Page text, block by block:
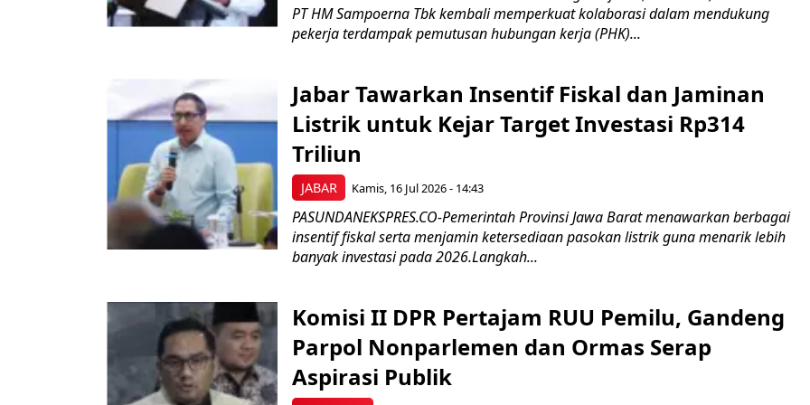
PT HM Sampoerna Tbk kembali memperkuat kolaborasi dalam mendukung
pekerja terdampak pemutusan hubungan kerja (PHK)...
JABAR
Jabar Tawarkan Insentif Fiskal dan Jaminan
Listrik untuk Kejar Target Investasi Rp314
Triliun
Kamis, 16 Jul 2026 - 14:43
PASUNDANEKSPRES.CO-Pemerintah Provinsi Jawa Barat menawarkan berbagai
insentif fiskal serta menjamin ketersediaan pasokan listrik guna menarik lebih
banyak investasi pada 2026.Langkah...
Komisi II DPR Pertajam RUU Pemilu, Gandeng
Parpol Nonparlemen dan Ormas Serap
Aspirasi Publik